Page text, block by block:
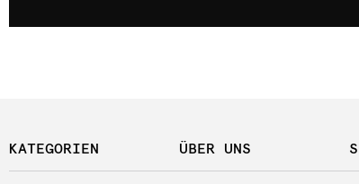
KATEGORIEN ÜBER UNS